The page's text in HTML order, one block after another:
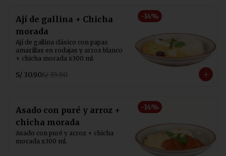
-14%
Ají de gallina + Chicha
morada
Ají de gallina clásico con papas
amarillas en rodajas y arroz blanco
+ chicha morada x300 ml.
S/ 30.90S/ 35.90
-14%
Asado con puré y arroz +
chicha morada
Asado con puré y arroz + chicha
morada x300 ml.